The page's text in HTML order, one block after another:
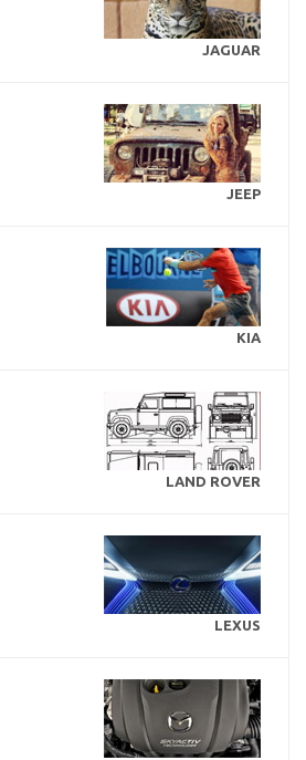
JAGUAR
JEEP
KIA
LAND ROVER
LEXUS